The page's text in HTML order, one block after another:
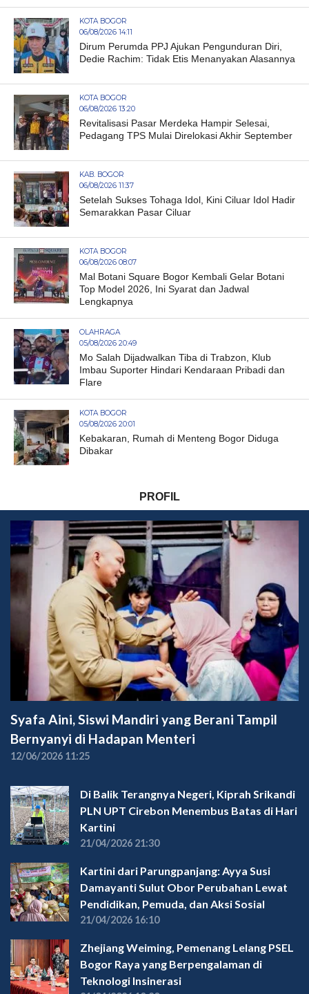
KOTA BOGOR
06/08/2026 14:11
Dirum Perumda PPJ Ajukan Pengunduran Diri,
Dedie Rachim: Tidak Etis Menanyakan Alasannya
KOTA BOGOR
06/08/2026 13:20
Revitalisasi Pasar Merdeka Hampir Selesai,
Pedagang TPS Mulai Direlokasi Akhir September
KAB. BOGOR
06/08/2026 11:37
Setelah Sukses Tohaga Idol, Kini Ciluar Idol Hadir
Semarakkan Pasar Ciluar
KOTA BOGOR
06/08/2026 08:07
Mal Botani Square Bogor Kembali Gelar Botani
Top Model 2026, Ini Syarat dan Jadwal
Lengkapnya
OLAHRAGA
05/08/2026 20:49
Mo Salah Dijadwalkan Tiba di Trabzon, Klub
Imbau Suporter Hindari Kendaraan Pribadi dan
Flare
KOTA BOGOR
05/08/2026 20:01
Kebakaran, Rumah di Menteng Bogor Diduga
Dibakar
PROFIL
Syafa Aini, Siswi Mandiri yang Berani Tampil
Bernyanyi di Hadapan Menteri
12/06/2026 11:25
Di Balik Terangnya Negeri, Kiprah Srikandi
PLN UPT Cirebon Menembus Batas di Hari
Kartini
21/04/2026 21:30
Kartini dari Parungpanjang: Ayya Susi
Damayanti Sulut Obor Perubahan Lewat
Pendidikan, Pemuda, dan Aksi Sosial
21/04/2026 16:10
Zhejiang Weiming, Pemenang Lelang PSEL
Bogor Raya yang Berpengalaman di
Teknologi Insinerasi